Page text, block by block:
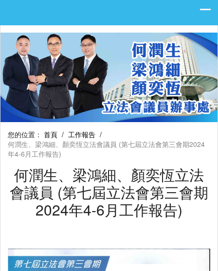
您的位置： 首頁 / 工作報告 /
何潤生、梁鴻細、顏奕恆立法會議員 (第七屆立法會第三會期2024
年4-6月工作報告)
何潤生、梁鴻細、顏奕恆立法
會議員 (第七屆立法會第三會期
2024年4-6月工作報告)